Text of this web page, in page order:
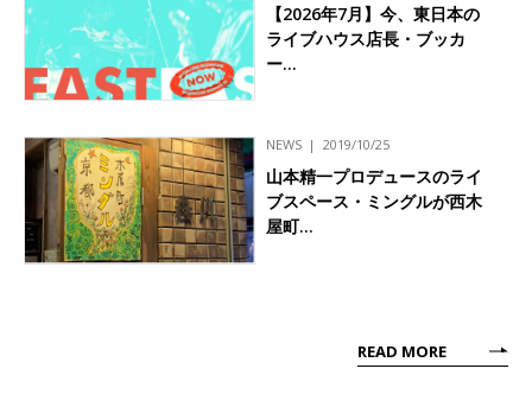
【2026年7月】今、東日本の
ライブハウス店長・ブッカ
ー…
NEWS 2019/10/25
山本精一プロデュースのライ
ブスペース・ミングルが西木
屋町…
READ MORE